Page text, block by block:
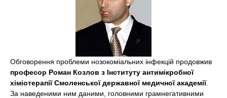
Обговорення проблеми нозокоміальних інфекцій продовжив
професор Роман Козлов з Інституту антимікробної
хіміотерапії Смоленської державної медичної академії.
За наведеними ним даними, головними грамнегативними